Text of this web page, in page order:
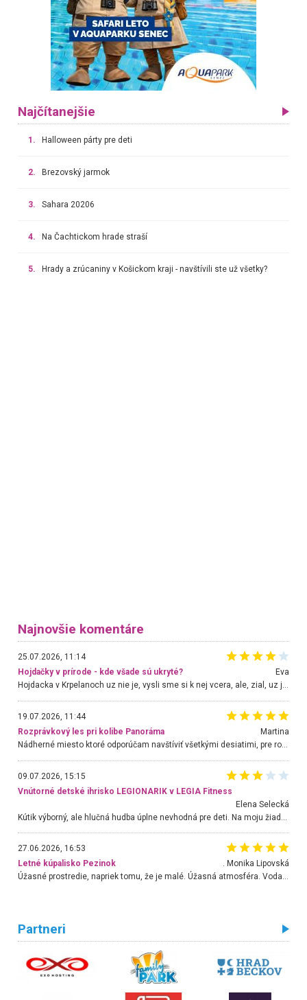
Najčítanejšie
1. Halloween párty pre deti
2. Brezovský jarmok
3. Sahara 20206
4. Na Čachtickom hrade straší
5. Hrady a zrúcaniny v Košickom kraji - navštívili ste už všetky?
Najnovšie komentáre
25.07.2026, 11:14
Hojdačky v prírode - kde všade sú ukryté?
Eva
Hojdacka v Krpelanoch uz nie je, vysli sme si k nej vcera, ale, zial, uz je znicena. Ak sem planujete cestu len kvoli hojdacke, mozete si ju usetrit. Krasny vyhlad je tu vsak aj bez hojdacky :-)
19.07.2026, 11:44
Rozprávkový les pri kolibe Panoráma
Martina
Nádherné miesto ktoré odporúčam navštíviť všetkými desiatimi, pre rodiny s deťmi, dôchodcom... Proste a jednoducho ozaj rozprávkový les.. určite ešte prídeme. Odniesli sme si na pamiatku krásne tričká,
09.07.2026, 15:15
Vnútorné detské ihrisko LEGIONARIK v LEGIA Fitness
Elena Selecká
27.06.2026, 16:53
Letné kúpalisko Pezinok
. Monika Lipovská
Úžasné prostredie, napriek tomu, že je malé. Úžasná atmosféra. Voda fantastická a nádherná. Ľudí je pomerne veľa, ale su mili a ohľaduplní. Je veľmi zaujímavé sledovať, ako dokážu spolu športovať cudzí ľudia a bez ohľadu na vek. Vládne tu pohoda. Vnuka neviem dostať z vody. Ďakujem za krásny deň . Urcite sa sem vrátim. Jediný problém je s parkovaním, ale aj ten sa mi podarilo vyriešiť. Monika Bratislava
Partneri